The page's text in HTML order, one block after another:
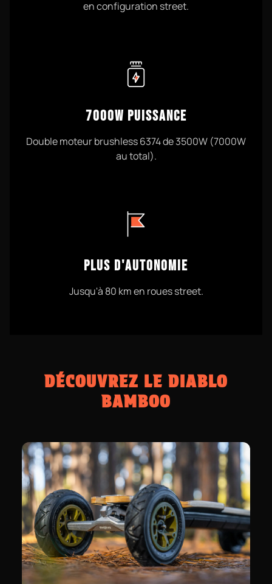
en configuration street.
7000W PUISSANCE
Double moteur brushless 6374 de 3500W (7000W
au total).
PLUS D'AUTONOMIE
Jusqu'à 80 km en roues street.
DÉCOUVREZ LE DIABLO
BAMBOO